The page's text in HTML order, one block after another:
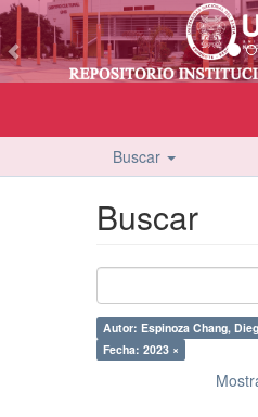
Buscar
Buscar
Autor: Espinoza Chang,
Fecha: 2023 ×